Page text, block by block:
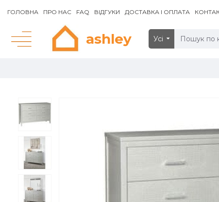
ГОЛОВНА ПРО НАС FAQ ВІДГУКИ ДОСТАВКА І ОПЛАТА
ashley Усі